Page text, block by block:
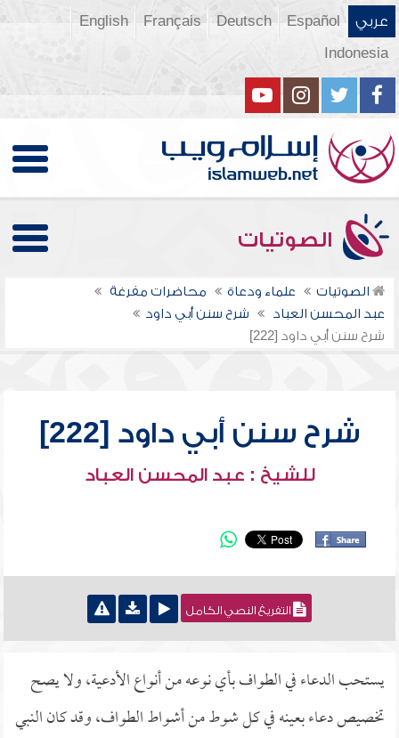
عربي Español
Deutsch
Français
English
Indonesia
الصوتيات
الصوتيات علماء ودعاة
محاضرات مفرغة
عبد المحسن العباد
شرح سنن أبي داود
شرح سنن أبي داود [222]
شرح سنن أبي داود [222]
للشيخ : عبد المحسن العباد
التفريغ النصي الكامل
يستحب الدعاء في الطواف بأي نوعه من أنواع الأدعية، ولا يصح
تخصيص دعاء بعينه في كل شوط من أشواط الطواف، وقد كان النبي